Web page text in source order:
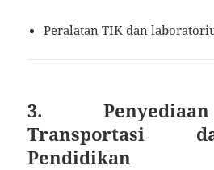
Peralatan TIK dan
3.
Transportasi
Pendidikan